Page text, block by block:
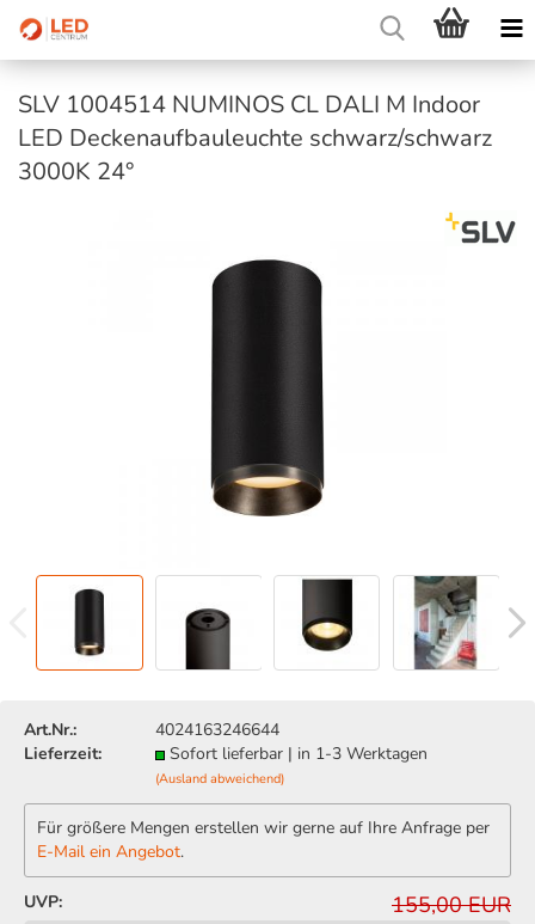
SLV 1004514 NUMINOS CL DALI M Indoor
LED Deckenaufbauleuchte schwarz/schwarz
3000K 24°
Art.Nr.:
4024163246644
Lieferzeit:
Sofort lieferbar | in 1-3 Werktagen
(Ausland abweichend)
Für größere Mengen erstellen wir gerne auf Ihre Anfrage per
E-Mail ein Angebot.
UVP: 155,00 EUR